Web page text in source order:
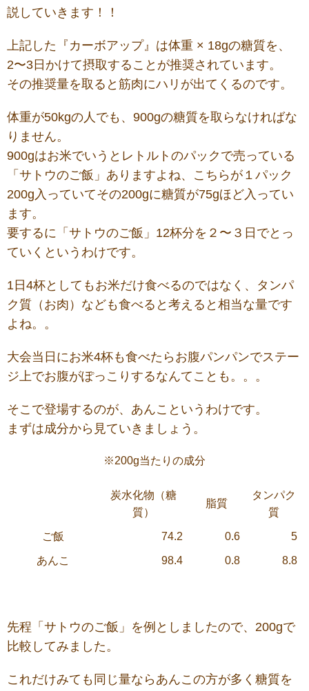
説していきます！！
上記した『カーボアップ』は体重 × 18gの糖質を、
2〜3日 かけて摂取することが推奨されています。
その推奨量を取ると筋肉にハリが出てくるのです。
体重が50kgの人でも、900gの糖質を取らなければな
りません。
900gはお米でいうとレトルトのパックで売っている
「サトウのご飯」ありますよね、こちらが１パック
200g入っていてその200gに糖質が75gほど入ってい
ます。
要するに「サトウのご飯」12杯分を２〜３日でとっ
ていくというわけです。
1日4杯としてもお米だけ食べるのではなく、タンパ
ク質（お肉）なども食べると考えると相当な量です
よね。。
大会当日にお米4杯も食べたらお腹パンパンでステー
ジ上でお腹がぽっこりするなんてことも。。。
そこで登場するのが、あんこというわけです。
まずは成分から見ていきましょう。
※200g当たりの成分
炭水化物（糖
質）
脂質
タンパク
質
ご飯 74.2 0.6 5
あんこ 98.4 0.8 8.8
先程「サトウのご飯」を例としましたので、200gで
比較してみました。
これだけみても同じ量ならあんこの方が多く糖質を